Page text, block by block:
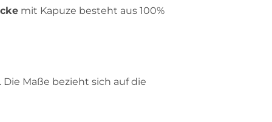
mit Kapuze besteht aus 100%
Maße bezieht sich auf die